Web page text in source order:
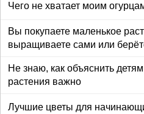
Чего не хватает моим
Вы покупаете маленькое
выращиваете сами или
Не знаю, как объяснить
растения важно
Лучшие цветы для